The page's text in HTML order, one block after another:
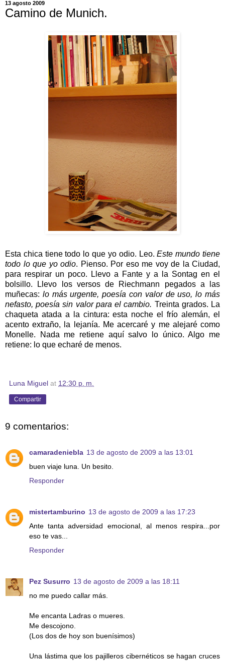
13 agosto 2009
Camino de Munich.
Esta chica tiene todo lo que yo odio. Leo.Este mundo tiene
todo lo que yo odio. Pienso. Por eso me voy de la Ciudad,
para respirar un poco. Llevo a Fante y a la Sontag en el
bolsillo. Llevo los versos de Riechmann pegados a las
muñecas: lo más urgente, poesía con valor de uso, lo más
nefasto, poesía sin valor para el cambio. Treinta grados. La
chaqueta atada a la cintura: esta noche el frío alemán, el
acento extraño, la lejanía. Me acercaré y me alejaré como
Monelle. Nada me retiene aquí salvo lo único. Algo me
retiene: lo que echaré de menos.
Luna Miguel at 12:30 p. m.
Compartir
9 comentarios:
camaradeniebla 13 de agosto de 2009 a las 13:01
buen viaje luna. Un besito.
Responder
mistertamburino 13 de agosto de 2009 a las 17:23
Ante tanta adversidad emocional, al menos respira...por
eso te vas...
Responder
Pez Susurro 13 de agosto de 2009 a las 18:11
no me puedo callar más.
Me encanta Ladras o mueres.
Me descojono.
(Los dos de hoy son buenísimos)
Una lástima que los pajilleros cibernéticos se hagan cruces